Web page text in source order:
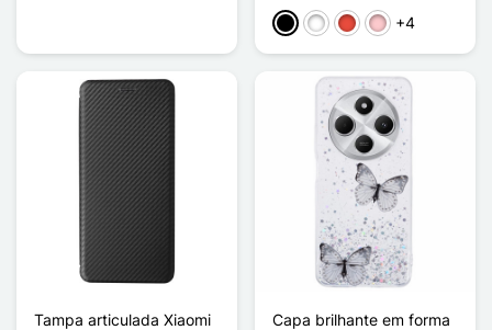
PretoBrancoVermelho
Rosa+4
Tampa articulada Xiaomi
Capa brilhante em forma